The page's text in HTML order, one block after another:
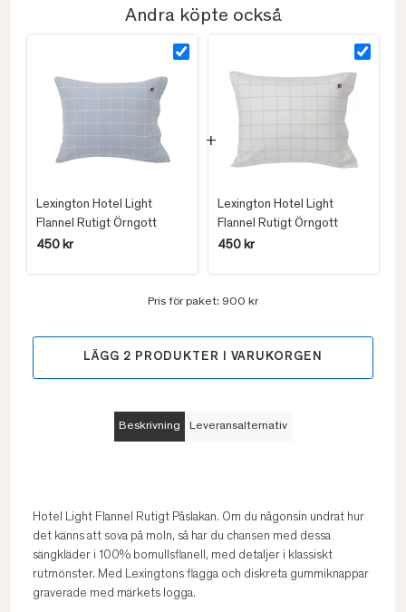
Andra köpte också
Lexington Hotel Light
Flannel Rutigt Örngott
450 kr
Lexington Hotel Light
Flannel Rutigt Örngott
450 kr
Pris för paket: 900 kr
LÄGG 2 PRODUKTER I VARUKORGEN
Beskrivning Leveransalternativ
Hotel Light Flannel Rutigt Påslakan. Om du någonsin undrat hur
det känns att sova på moln, så har du chansen med dessa
sängkläder i 100% bomullsflanell, med detaljer i klassiskt
rutmönster. Med Lexingtons flagga och diskreta gummiknappar
graverade med märkets logga.